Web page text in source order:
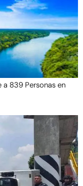
839 Personas en